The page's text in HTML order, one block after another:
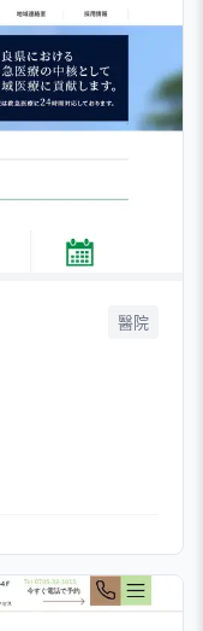
醫院